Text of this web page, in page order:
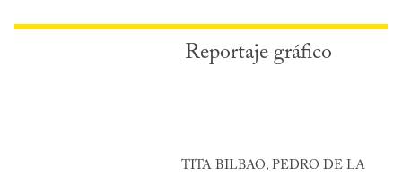
Reportaje gráfico
TITA BILBAO, PEDRO DE LA